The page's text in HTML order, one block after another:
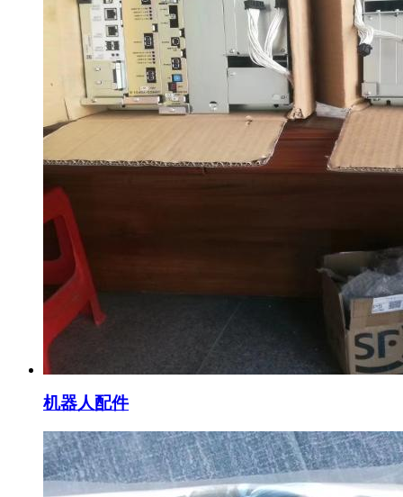
机器人配件